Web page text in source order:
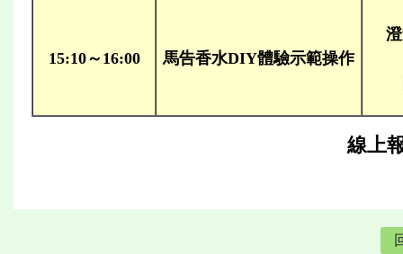
15:10～16:00 馬告香水DIY體驗示範操作
線上